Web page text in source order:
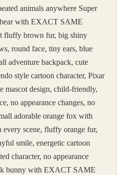
animals anywhere Super
with EXACT SAME
fluffy brown fur, big shiny
round face, tiny ears, blue
adventure backpack, cute
style cartoon character, Pixar
mascot design, child-friendly,
no appearance changes, no
adorable orange fox with
scene, fluffy orange fur,
smile, energetic cartoon
character, no appearance
bunny with EXACT SAME